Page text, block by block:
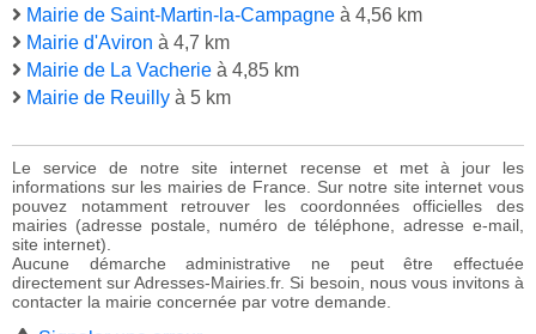
Mairie de Saint-Martin-la-Campagne à 4,56 km
Mairie d'Aviron à 4,7 km
Mairie de La Vacherie à 4,85 km
Mairie de Reuilly à 5 km
Le service de notre site internet recense et met à jour les
informations sur les mairies de France. Sur notre site internet vous
pouvez notamment retrouver les coordonnées officielles des
mairies (adresse postale, numéro de téléphone, adresse e-mail,
site internet).
Aucune démarche administrative ne peut être effectuée
directement sur Adresses-Mairies.fr. Si besoin, nous vous invitons à
contacter la mairie concernée par votre demande.